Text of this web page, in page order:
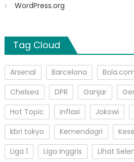
WordPress.org
Tag Cloud
Arsenal Barcelona
Chelsea
DPR Ganjar
Hot Topic
inflasi Jokowi
kbri tokyo
Kemendagri
Liga 1
Liga Inggris Lihat